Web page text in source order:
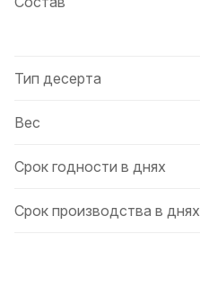
Тип десерта
Вес
Срок годности в днях
Срок производства в днях